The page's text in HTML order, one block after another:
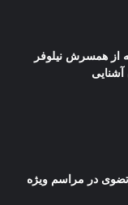
از همسرش نیلوفر
آشنایی
در مراسم ویژه